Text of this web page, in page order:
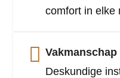
comfort in elke
Deskundige